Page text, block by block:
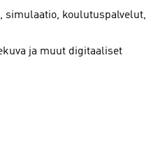
simulaatio, koulutuspalvelut,
ja muut digitaaliset